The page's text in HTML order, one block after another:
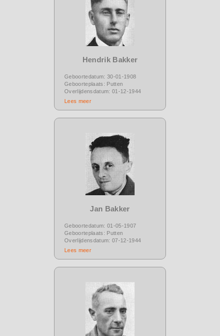
Hendrik Bakker
Geboortedatum: 30-01-1908
Geboorteplaats: Putten
Overlijdensdatum: 01-12-1944
Lees meer
Jan Bakker
Geboortedatum: 01-05-1907
Geboorteplaats: Putten
Overlijdensdatum: 07-12-1944
Lees meer